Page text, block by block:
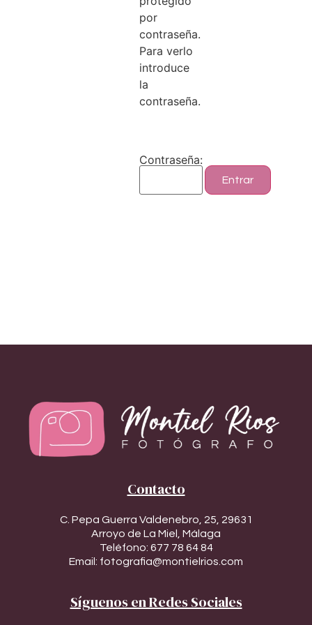
por
contraseña.
Para verlo
introduce
la
contraseña.
Contraseña:
Contacto
C. Pepa Guerra Valdenebro, 25, 29631
Arroyo de La Miel, Málaga
Teléfono: 677 78 64 84
Email: fotografia@montielrios.com
Síguenos en Redes Sociales